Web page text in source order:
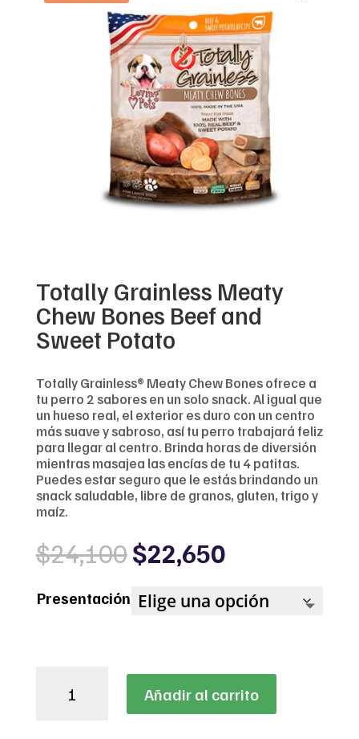
Totally Grainless Meaty
Chew Bones Beef and
Sweet Potato
Totally Grainless® Meaty Chew Bones ofrece a
tu perro 2 sabores en un solo snack. Al igual que
un hueso real, el exterior es duro con un centro
más suave y sabroso, así tu perro trabajará feliz
para llegar al centro. Brinda horas de diversión
mientras masajea las encías de tu 4 patitas.
Puedes estar seguro que le estás brindando un
snack saludable, libre de granos, gluten, trigo y
maíz.
$24,100Original
price
was:
$24,100.
$22,650Current
price
is:
$22,650.
Presentación
Grainless
Añadir al carrito